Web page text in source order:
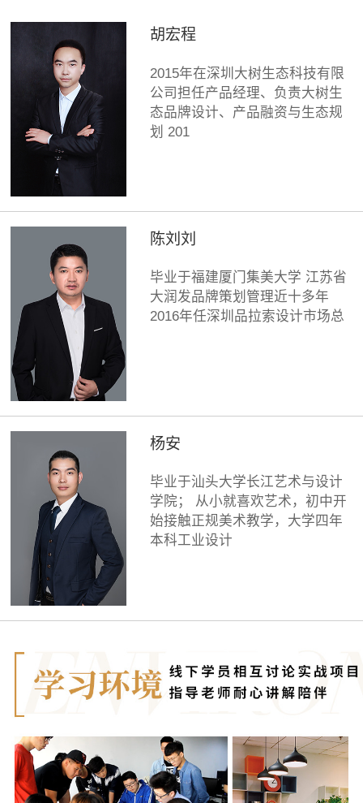
胡宏程
2015年在深圳大树生态科技有限
公司担任产品经理、负责大树生
态品牌设计、产品融资与生态规
划 201
陈刘刘
毕业于福建厦门集美大学 江苏省
大润发品牌策划管理近十多年
2016年任深圳品拉索设计市场总
杨安
毕业于汕头大学长江艺术与设计
学院； 从小就喜欢艺术，初中开
始接触正规美术教学，大学四年
本科工业设计